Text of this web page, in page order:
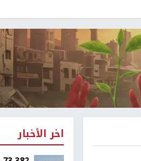
اخر الأخبار